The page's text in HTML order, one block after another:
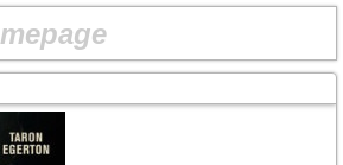
mepage